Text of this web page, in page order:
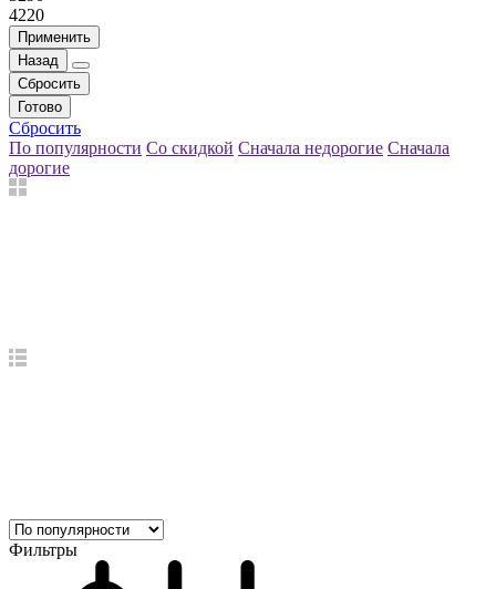
4220
Применить
Назад
Сбросить
Готово
Сбросить
По популярности Со скидкой Сначала недорогие Сначала
дорогие
Фильтры